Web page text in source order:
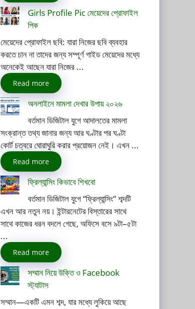
Girls Profile Pic মেয়েদের প্রোফাইল
পিক
মেয়েদের প্রোফাইল ছবি: যারা নিজের ছবি ব্যবহার
করতে চান না তাদের জন্য সম্পূর্ণ গাইড মেয়েদের মধ্যে
অনেকেই আছেন যারা নিজের ...
Read more
অনলাইনে মামলা দেখার উপায় ২০২৬
বর্তমান ডিজিটাল যুগে আদালতের মামলা
সংক্রান্ত তথ্য জানার জন্য আর ঘণ্টার পর ঘণ্টা
কোর্ট চত্বরে ঘোরাঘুরি করার প্রয়োজন নেই। এখন ...
Read more
ফ্রিল্যান্সিং কিভাবে শিখবো
বর্তমান ডিজিটাল যুগে “ফ্রিল্যান্সিং” শব্দটি
এখন আর নতুন নয়। ইন্টারনেটের বিস্তারের সাথে
সাথে কাজের ধরন বদলে গেছে, অফিসে বসে ৯টা–৫টা
...
Read more
সম্মান নিয়ে উক্তি ও Facebook
স্ট্যাটাস
সম্মান—একটি এমন শব্দ, যার মধ্যে লুকিয়ে আছে